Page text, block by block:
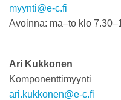
myynti@e-c.fi
Avoinna: ma–to klo
Ari Kukkonen
Komponenttimyynti
ari.kukkonen@e-c.fi